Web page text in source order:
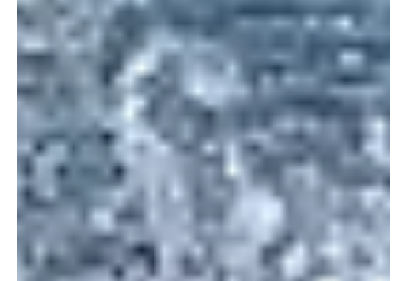
Art der Mietunterkünfte
Anreise Abfahrt
Kapazität 2 und mehr
Verfügbarkeit anzeigen